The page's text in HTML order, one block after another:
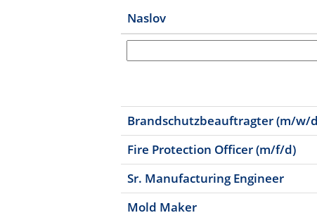
Naslov
Brandschutzbeauftragter (m/w/
Fire Protection Officer (m/f/d)
Sr. Manufacturing Engineer
Mold Maker